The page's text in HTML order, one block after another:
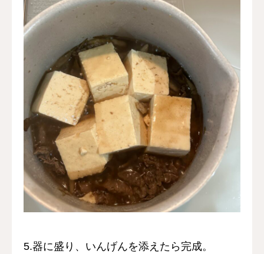
5.器に盛り、いんげんを添えたら完成。